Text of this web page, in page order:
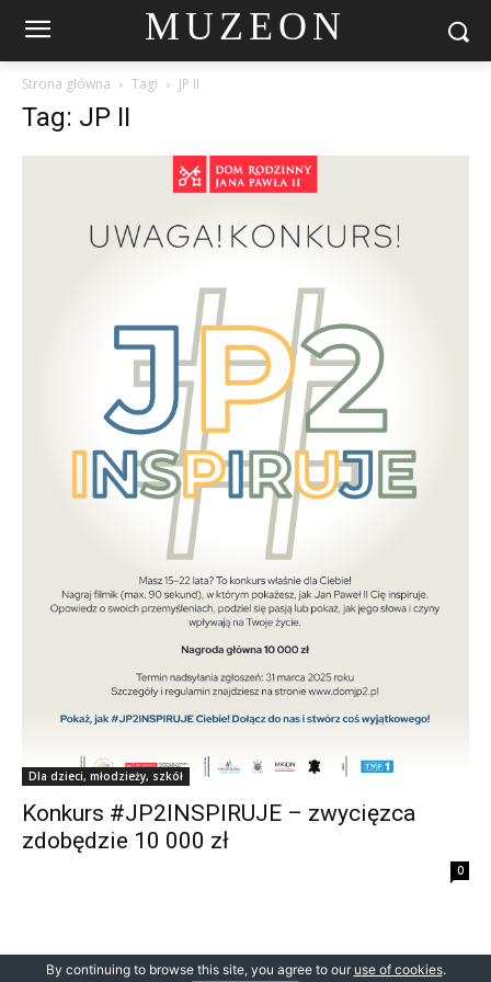
MUZEON
Strona główna Tagi JP II
Tag: JP II
Dla dzieci, młodzieży, szkół
Konkurs #JP2INSPIRUJE – zwycięzca
zdobędzie 10 000 zł
0
By continuing to browse this site, you agree to our use of cookies.